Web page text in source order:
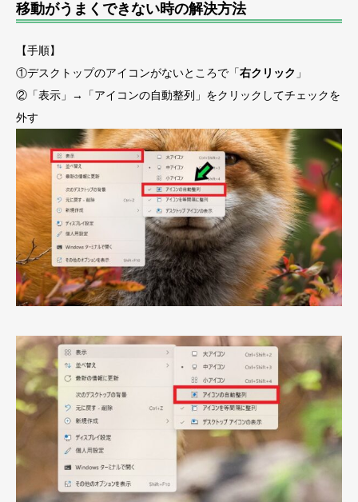
移動がうまくできない時の解決方法
【手順】
①デスクトップのアイコンがないところで「右クリック 」
②「表示」→「アイコンの自動整列」をクリックしてチェックを
外す